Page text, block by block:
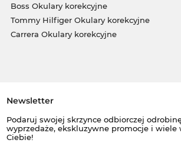
Boss Okulary korekcyjne
Tommy Hilfiger Okulary korekcyjne
Carrera Okulary korekcyjne
Newsletter
Podaruj swojej skrzynce odbiorczej
wyprzedaże, ekskluzywne promocje i wiele
Ciebie!